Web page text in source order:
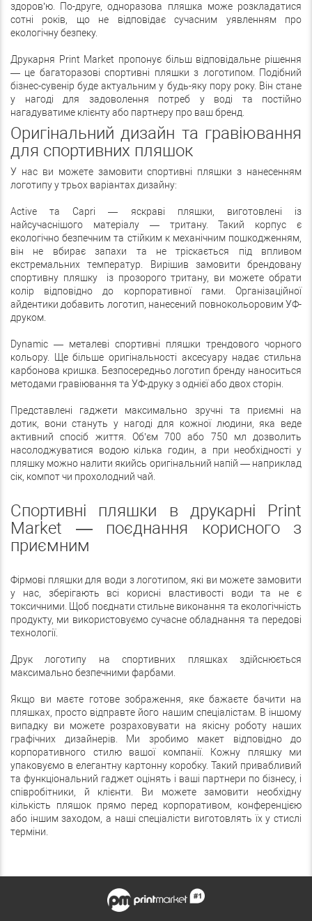
здоров’ю. По-друге, одноразова пляшка може розкладатися
сотні років, що не відповідає сучасним уявленням про
екологічну безпеку.
Друкарня Print Market пропонує більш відповідальне рішення
— це багаторазові спортивні пляшки з логотипом. Подібний
бізнес-сувенір буде актуальним у будь-яку пору року. Він стане
у нагоді для задоволення потреб у воді та постійно
нагадуватиме клієнту або партнеру про ваш бренд.
Оригінальний дизайн та гравіювання
для спортивних пляшок
У нас ви можете замовити спортивні пляшки з нанесенням
логотипу у трьох варіантах дизайну:
Active та Capri — яскраві пляшки, виготовлені із
найсучаснішого матеріалу — тритану. Такий корпус є
екологічно безпечним та стійким к механічним пошкодженням,
він не вбирає запахи та не тріскається під впливом
екстремальних температур. Вирішив замовити брендовану
спортивну пляшку із прозорого тритану, ви можете обрати
колір відповідно до корпоративної гами. Організаційної
айдентики добавить логотип, нанесений повнокольоровим УФ-
друком.
Dynamic — металеві спортивні пляшки трендового чорного
кольору. Ще більше оригінальності аксесуару надає стильна
карбонова кришка. Безпосередньо логотип бренду наноситься
методами гравіювання та УФ-друку з однієї або двох сторін.
Представлені гаджети максимально зручні та приємні на
дотик, вони стануть у нагоді для кожної людини, яка веде
активний спосіб життя. Об’єм 700 або 750 мл дозволить
насолоджуватися водою кілька годин, а при необхідності у
пляшку можно налити якийсь оригінальний напій — наприклад
сік, компот чи прохолодний чай.
Спортивні пляшки в друкарні Print
Market — поєднання корисного з
приємним
Фірмові пляшки для води з логотипом, які ви можете замовити
у нас, зберігають всі корисні властивості води та не є
токсичними. Щоб поєднати стильне виконання та екологічність
продукту, ми використовуємо сучасне обладнання та передові
технології.
Друк логотипу на спортивних пляшках здійснюється
максимально безпечними фарбами.
Якщо ви маєте готове зображення, яке бажаєте бачити на
пляшках, просто відправте його нашим спеціалістам. В іншому
випадку ви можете розраховувати на якісну роботу наших
графічних дизайнерів. Ми зробимо макет відповідно до
корпоративного стилю вашої компанії. Кожну пляшку ми
упаковуємо в елегантну картонну коробку. Такий привабливий
та функціональний гаджет оцінять і ваші партнери по бізнесу, і
співробітники, й клієнти. Ви можете замовити необхідну
кількість пляшок прямо перед корпоративом, конференцією
або іншим заходом, а наші спеціалісти виготовлять їх у стислі
терміни.